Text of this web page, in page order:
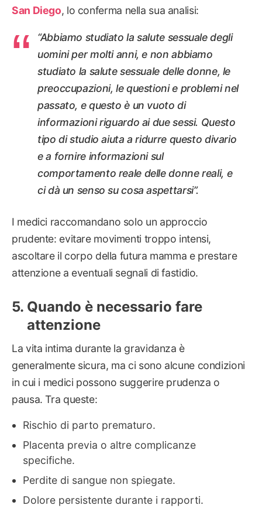
San Diego, lo conferma nella sua analisi:
“Abbiamo studiato la salute sessuale degli
uomini per molti anni, e non abbiamo
studiato la salute sessuale delle donne, le
preoccupazioni, le questioni e problemi nel
passato, e questo è un vuoto di
informazioni riguardo ai due sessi. Questo
tipo di studio aiuta a ridurre questo divario
e a fornire informazioni sul
comportamento reale delle donne reali, e
ci dà un senso su cosa aspettarsi”.
I medici raccomandano solo un approccio
prudente: evitare movimenti troppo intensi,
ascoltare il corpo della futura mamma e prestare
attenzione a eventuali segnali di fastidio.
Quando è necessario fare
attenzione
La vita intima durante la gravidanza è
generalmente sicura, ma ci sono alcune condizioni
in cui i medici possono suggerire prudenza o
pausa. Tra queste:
Rischio di parto prematuro.
Placenta previa o altre complicanze
specifiche.
Perdite di sangue non spiegate.
Dolore persistente durante i rapporti.